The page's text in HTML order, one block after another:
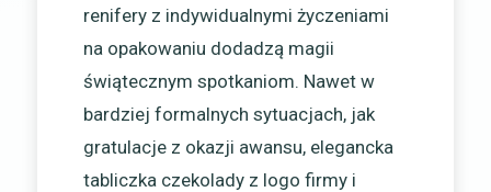
renifery z indywidualnymi życzeniami
na opakowaniu dodadzą magii
świątecznym spotkaniom. Nawet w
bardziej formalnych sytuacjach, jak
gratulacje z okazji awansu, elegancka
tabliczka czekolady z logo firmy i